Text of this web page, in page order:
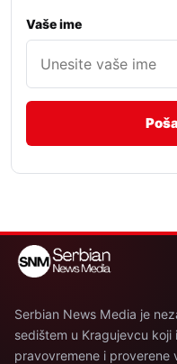
Vaše ime
Serbian News Media je
sedištem u Kragujevcu
pravovremene i proverene